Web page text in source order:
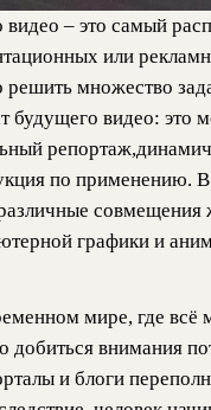
– это самый
или
множество
будущего видео: это
по применению.
графики и
мире, где всё
добиться внимания
и блоги